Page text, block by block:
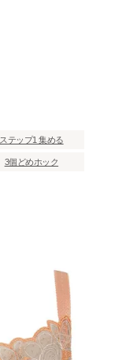
ステップ1 集める
3個どめホック